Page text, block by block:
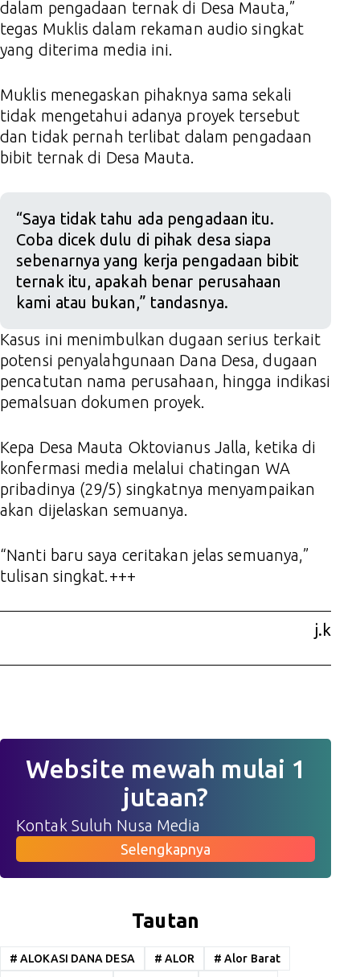
dalam pengadaan ternak di Desa Mauta,”
tegas Muklis dalam rekaman audio singkat
yang diterima media ini.
Muklis menegaskan pihaknya sama sekali
tidak mengetahui adanya proyek tersebut
dan tidak pernah terlibat dalam pengadaan
bibit ternak di Desa Mauta.
“Saya tidak tahu ada pengadaan itu.
Coba dicek dulu di pihak desa siapa
sebenarnya yang kerja pengadaan bibit
ternak itu, apakah benar perusahaan
kami atau bukan,” tandasnya.
Kasus ini menimbulkan dugaan serius terkait
potensi penyalahgunaan Dana Desa, dugaan
pencatutan nama perusahaan, hingga indikasi
pemalsuan dokumen proyek.
Kepa Desa Mauta Oktovianus Jalla, ketika di
konfermasi media melalui chatingan WA
pribadinya (29/5) singkatnya menyampaikan
akan dijelaskan semuanya.
“Nanti baru saya ceritakan jelas semuanya,”
tulisan singkat.+++
j.k
Website mewah mulai 1
jutaan?
Kontak Suluh Nusa Media
Selengkapnya
Tautan
# ALOKASI DANA DESA # ALOR # Alor Barat